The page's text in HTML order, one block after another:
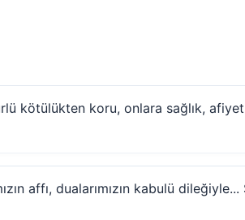
kötülükten koru, onlara sağlık,
affı, dualarımızın kabulü